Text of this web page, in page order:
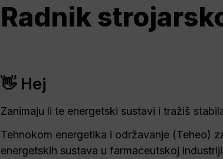
Radnik
👋 Hej
Zanimaju li te energetski sustavi i tražiš
Tehnokom energetika i održavanje (Teheo)
energetskih sustava u farmaceutskoj